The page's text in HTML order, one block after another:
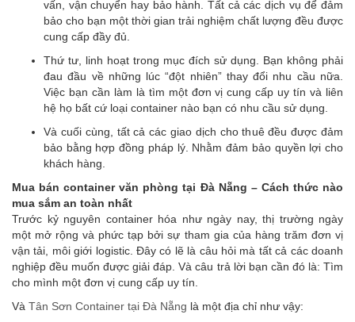
vấn, vận chuyển hay bảo hành. Tất cả các dịch vụ để đảm
bảo cho bạn một thời gian trải nghiệm chất lượng đều được
cung cấp đầy đủ.
Thứ tư, linh hoạt trong mục đích sử dụng. Bạn không phải
đau đầu về những lúc “đột nhiên” thay đổi nhu cầu nữa.
Việc bạn cần làm là tìm một đơn vị cung cấp uy tín và liên
hệ họ bất cứ loại container nào bạn có nhu cầu sử dụng.
Và cuối cùng, tất cả các giao dịch cho thuê đều được đảm
bảo bằng hợp đồng pháp lý. Nhằm đảm bảo quyền lợi cho
khách hàng.
Mua bán container văn phòng tại Đà Nẵng – Cách thức nào
mua sắm an toàn nhất
Trước kỷ nguyên container hóa như ngày nay, thị trường ngày
một mở rộng và phức tạp bởi sự tham gia của hàng trăm đơn vị
vận tải, môi giới logistic. Đây có lẽ là câu hỏi mà tất cả các doanh
nghiệp đều muốn được giải đáp. Và câu trả lời bạn cần đó là: Tìm
cho mình một đơn vị cung cấp uy tín.
Và Tân Sơn Container tại Đà Nẵng là một địa chỉ như vậy: